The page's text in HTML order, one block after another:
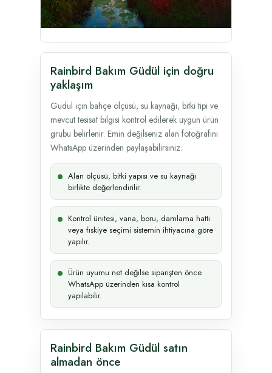
Rainbird Bakım Güdül için doğru
yaklaşım
Gudul için bahçe ölçüsü, su kaynağı, bitki tipi ve
mevcut tesisat bilgisi kontrol edilerek uygun ürün
grubu belirlenir. Emin değilseniz alan fotoğrafını
WhatsApp üzerinden paylaşabilirsiniz.
Alan ölçüsü, bitki yapısı ve su kaynağı
birlikte değerlendirilir.
Kontrol ünitesi, vana, boru, damlama hattı
veya fıskiye seçimi sistemin ihtiyacına göre
yapılır.
Ürün uyumu net değilse siparişten önce
WhatsApp üzerinden kısa kontrol
yapılabilir.
Rainbird Bakım Güdül satın
almadan önce